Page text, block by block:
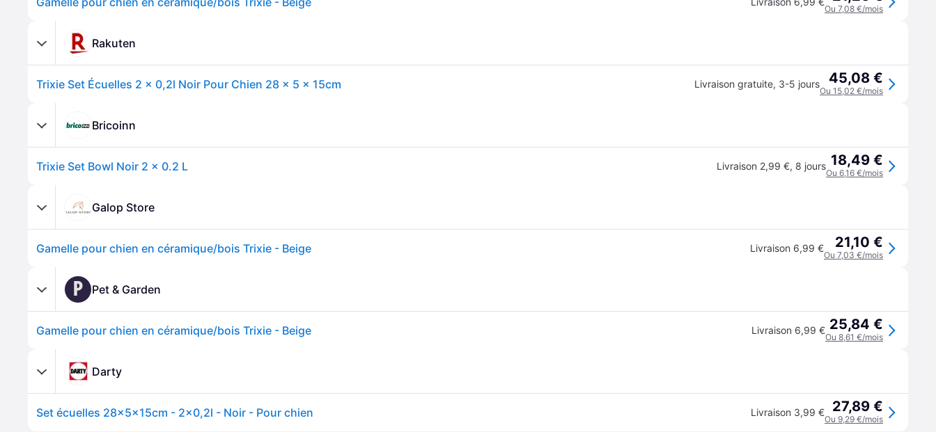
Ou 7,08 €/mois
Rakuten
Trixie Set Écuelles 2 × 0,2l Noir Pour Chien 28 × 5 × 15cm Livraison gratuite, 3-5 jours 45,08 €
Ou 15,02 €/mois
Bricoinn
Trixie Set Bowl Noir 2 x 0.2 L Livraison 2,99 €, 8 jours 18,49 €
Ou 6,16 €/mois
Galop Store
Gamelle pour chien en céramique/bois Trixie - Beige Livraison 6,99 € 21,10 €
Ou 7,03 €/mois
P Pet & Garden
Gamelle pour chien en céramique/bois Trixie - Beige Livraison 6,99 € 25,84 €
Ou 8,61 €/mois
Darty
Set écuelles 28x5x15cm - 2x0,2l - Noir - Pour chien Livraison 3,99 € 27,89 €
Ou 9,29 €/mois